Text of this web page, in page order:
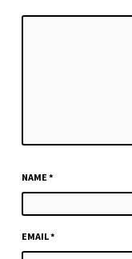
NAME *
EMAIL*